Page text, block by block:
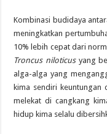
Kombinasi budidaya
meningkatkan
10% lebih cepat dari
Troncus niloticusyang
alga-alga yang
kima sendiri
melekat di cangkang
hidup kima selalu